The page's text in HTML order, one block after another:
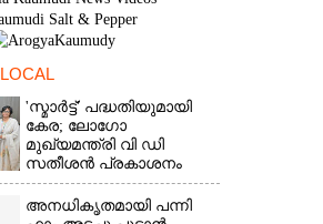
LOCAL
'സ്മാർട്ട്' പദ്ധതിയുമായി
കേര; ലോഗോ
മുഖ്യമന്ത്രി വി ഡി
സതീശൻ പ്രകാശനം
ചെയ്തു
അനധികൃതമായി പന്നി